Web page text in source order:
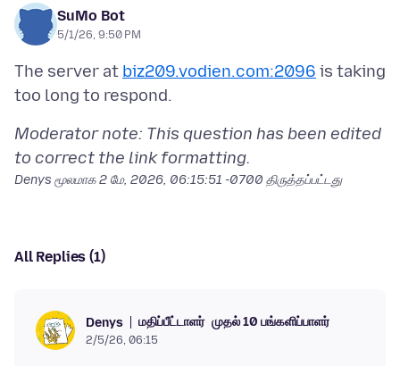
SuMo Bot
5/1/26, 9:50 PM
The server at biz209.vodien.com:2096 is taking
Moderator note: This question has been edited
to correct the link formatting.
Denys மூலமாக2 மே, 2026, 06:15:51 -0700 திருத்தப்பட்டது
All Replies (1)
Denys மதிப்பீட்டாளர் முதல் 10 பங்களிப்பாளர்
2/5/26, 06:15